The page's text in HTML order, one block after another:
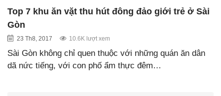
Top 7 khu ăn vặt thu hút đông đảo giới trẻ ở Sài
Gòn
23 Th8, 2017 10.6K lượt xem
Sài Gòn không chỉ quen thuộc với những quán ăn dân
dã nức tiếng, với con phố ẩm thực đêm…